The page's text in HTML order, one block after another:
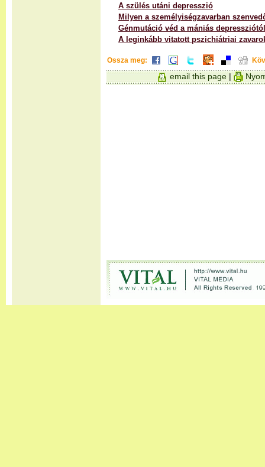
A szülés utáni depresszió
Milyen a személyiségzavarban
Génmutáció véd a mániás depressziótól
A leginkább vitatott pszichiátriai
Ossza meg:
email this page |